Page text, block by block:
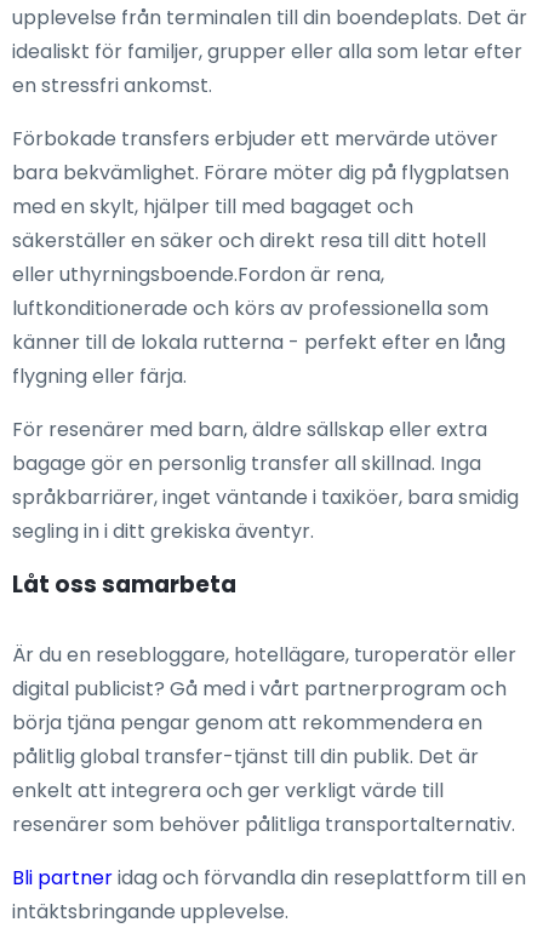
upplevelse från terminalen till din boendeplats. Det är
idealiskt för familjer, grupper eller alla som letar efter
en stressfri ankomst.
Förbokade transfers erbjuder ett mervärde utöver
bara bekvämlighet. Förare möter dig på flygplatsen
med en skylt, hjälper till med bagaget och
säkerställer en säker och direkt resa till ditt hotell
eller uthyrningsboende.Fordon är rena,
luftkonditionerade och körs av professionella som
känner till de lokala rutterna - perfekt efter en lång
flygning eller färja.
För resenärer med barn, äldre sällskap eller extra
bagage gör en personlig transfer all skillnad. Inga
språkbarriärer, inget väntande i taxiköer, bara smidig
segling in i ditt grekiska äventyr.
Låt oss samarbeta
Är du en resebloggare, hotellägare, turoperatör eller
digital publicist? Gå med i vårt partnerprogram och
börja tjäna pengar genom att rekommendera en
pålitlig global transfer-tjänst till din publik. Det är
enkelt att integrera och ger verkligt värde till
resenärer som behöver pålitliga transportalternativ.
Bli partneridag och förvandla din reseplattform till en
intäktsbringande upplevelse.